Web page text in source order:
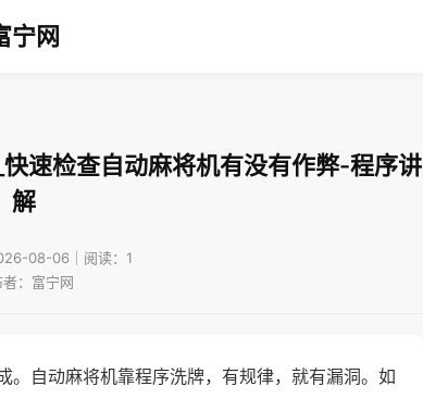
宁网
速检查自动麻将机有没有作弊-程序讲
解
08-06｜阅读：1
者：富宁网
。自动麻将机靠程序洗牌，有规律，就有漏洞。如